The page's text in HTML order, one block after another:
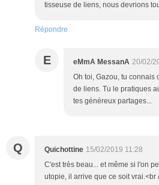
tisseuse de liens, nous devrions
Répondre
E eMmA MessanA 20/02/
Oh toi, Gazou, tu connais
de liens. Tu le pratiques
tes généreux partages...
Q Quichottine 15/02/2019 11:28
C'est très beau... et même si l'on
utopie, il arrive que ce soit